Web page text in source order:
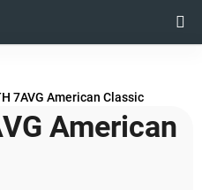
KOŠÍK
7AVG American Classic
American